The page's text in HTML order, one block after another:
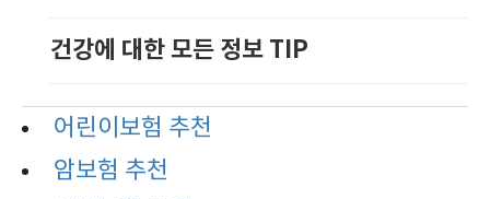
건강에 대한 모든 정보 TIP
어린이보험 추천
암보험 추천